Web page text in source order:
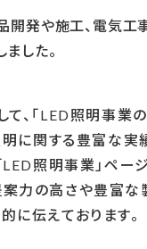
開発や施工、電気工
した。
、「LED照明事業
に関する豊富な実
LED照明事業」ペー
力の高さや豊富な
に伝えております。